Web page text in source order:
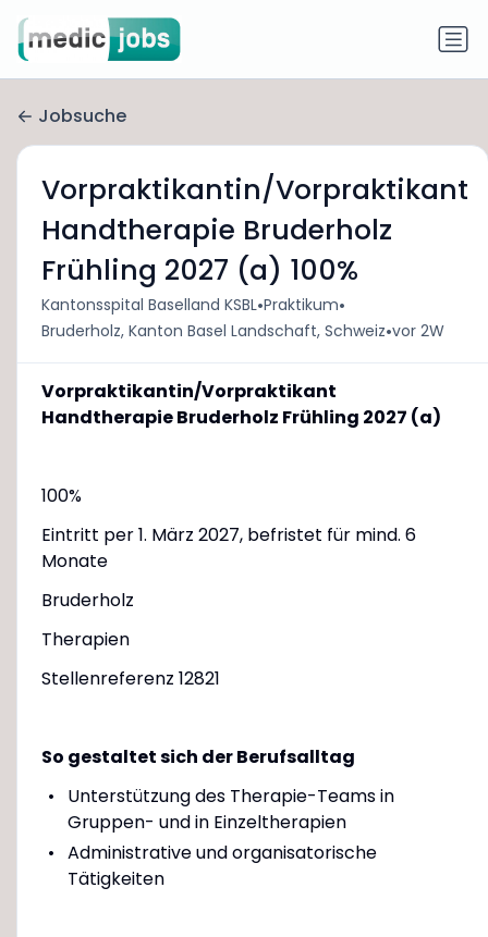
Jobsuche
Vorpraktikantin/Vorpraktikant
Handtherapie Bruderholz
Frühling 2027 (a) 100%
Kantonsspital Baselland KSBL•Praktikum•
Bruderholz, Kanton Basel Landschaft, Schweiz•vor 2W
Vorpraktikantin/Vorpraktikant
Handtherapie Bruderholz Frühling 2027 (a)
100%
Eintritt per 1. März 2027, befristet für mind. 6
Monate
Bruderholz
Therapien
Stellenreferenz 12821
So gestaltet sich der Berufsalltag
Unterstützung des Therapie-Teams in
Gruppen- und in Einzeltherapien
Administrative und organisatorische
Tätigkeiten